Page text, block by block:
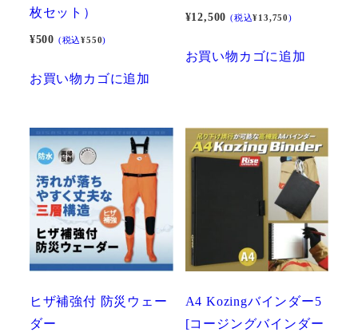
枚セット）
¥500 (税込¥550)
お買い物カゴに追加
¥12,500 (税込¥13,750)
お買い物カゴに追加
ヒザ補強付 防災ウェー
ダー
A4 Kozingバインダー5
[コージングバインダー